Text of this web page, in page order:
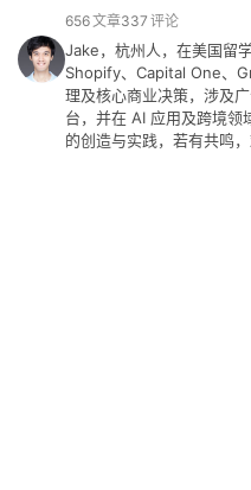
656文章337 评论
Jake，杭州人，在美国留
Shopify、Capital One、
理及核心商业决策，涉及
台，并在 AI 应用及跨境领
的创造与实践，若有共鸣，